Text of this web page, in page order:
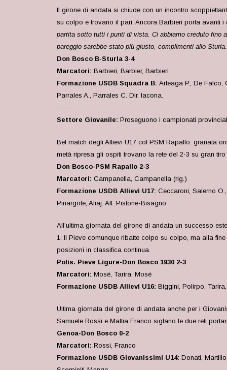
Il girone di andata si chiude con un incontro
su colpo e trovano il pari. Ancora Barbieri porta avanti
partita sotto tutti i punti di vista. Ci abbiamo creduto fino
pareggio sarebbe stato più giusto, complimenti allo
Don Bosco B-Sturla 3-4
Marcatori: Barbieri, Barbier, Barbieri
Formazione USDB Squadra B: Arteaga P., De Falco,
Parrales A., Parrales C. Dir. Iacona.
——-
Settore Giovanile: Proseguono i campionati
Bel match degli Allievi U17 col PSM Rapallo: granata
metà ripresa gli ospiti trovano la rete del 2-3 su gran
Don Bosco-PSM Rapallo 2-3
Marcatori: Campanella, Campanella (rig.)
Formazione USDB Allievi U17: Ceccaroni, Salerno
Pinargote, Aliaj. All. Pistone-Bisagno.
All’ultima giornata del girone di andata un successo
1. Il Pieve comunque ribatte colpo su colpo, ma alla
posizioni in classifica continua.
Polis. Pieve Ligure-Don Bosco 1930 2-3
Marcatori: Mosé, Tarira, Mosé
Formazione USDB Allievi U16: Biggini, Polirpo,
Ultima giornata del girone di andata anche per i
Samuele Rossi e Mattia Franco siglano le due reti
Genoa-Don Bosco 0-2
Marcatori: Rossi, Franco
Formazione USDB Giovanissimi U14: Donati,